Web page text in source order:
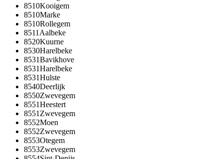
8510Kooigem
8510Marke
8510Rollegem
8511 Aalbeke
8520Kuurne
8530Harelbeke
8531Bavikhove
8531Harelbeke
8531Hulste
8540Deerlijk
8550Zwevegem
8551Heestert
8551 Zwevegem
8552Moen
8552Zwevegem
8553Otegem
8553Zwevegem